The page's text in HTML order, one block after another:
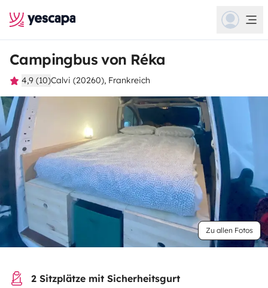
Campingbus von Réka
4,9 (10)Calvi (20260), Frankreich
Zu allen Fotos
2 Sitzplätze mit Sicherheitsgurt